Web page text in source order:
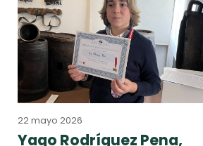
22 mayo 2026
Yago Rodríguez Pena,